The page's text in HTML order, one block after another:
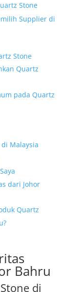
Stone
Supplier di
Stone
Quartz
pada Quartz
Malaysia
dari Johor
Quartz
Bahru
di